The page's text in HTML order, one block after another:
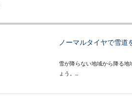
ノーマルタイヤで雪
雪が降らない地域から降る地
ょう。...